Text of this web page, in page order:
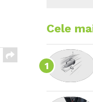
Cele